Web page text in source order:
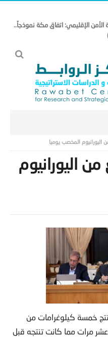
شباط 2026 إلى هندسة الأمن الإقليمي: اتفاق مكة نموذجاً..
5 كلغ من اليورانيوم
تنتج خمسة كيلوغرامات من
عشر مرات مما كانت تنتجه قبل